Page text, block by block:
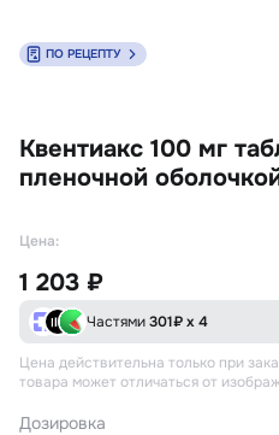
Квентиакс 100 мг
пленочной
ПО РЕЦЕПТУ
Цена:
1 203 ₽
Частями301₽ х 4
Цена действительна только при
товара может отличаться от
Дозировка